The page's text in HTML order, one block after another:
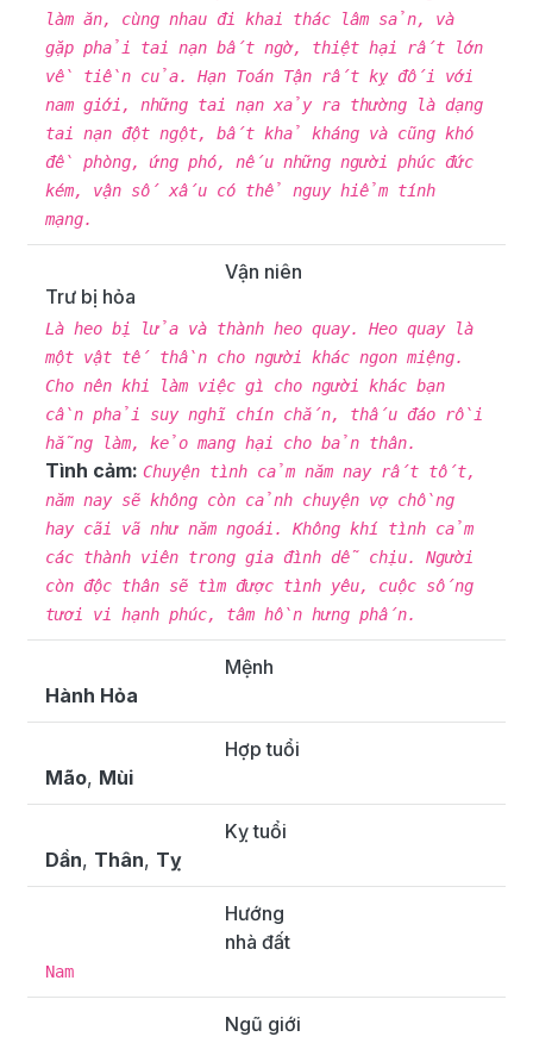
làm ăn, cùng nhau đi khai thác lâm sản, và
gặp phải tai nạn bất ngờ, thiệt hại rất lớn
về tiền của. Hạn Toán Tận rất kỵ đối với
nam giới, những tai nạn xảy ra thường là dạng
tai nạn đột ngột, bất khả kháng và cũng khó
đề phòng, ứng phó, nếu những người phúc đức
kém, vận số xấu có thể nguy hiểm tính
mạng.
Vận niên
Trư bị hỏa
Là heo bị lửa và thành heo quay. Heo quay là
một vật tế thần cho người khác ngon miệng.
Cho nên khi làm việc gì cho người khác bạn
cần phải suy nghĩ chín chắn, thấu đáo rồi
hẵng làm, kẻo mang hại cho bản thân.
Tình cảm: Chuyện tình cảm năm nay rất tốt,
năm nay sẽ không còn cảnh chuyện vợ chồng
hay cãi vã như năm ngoái. Không khí tình cảm
các thành viên trong gia đình dễ chịu. Người
còn độc thân sẽ tìm được tình yêu, cuộc sống
tươi vi hạnh phúc, tâm hồn hưng phấn.
Mệnh
Hành Hỏa
Hợp tuổi
Mão, Mùi
Kỵ tuổi
Dần, Thân, Tỵ
Hướng
nhà đất
Nam
Ngũ giới